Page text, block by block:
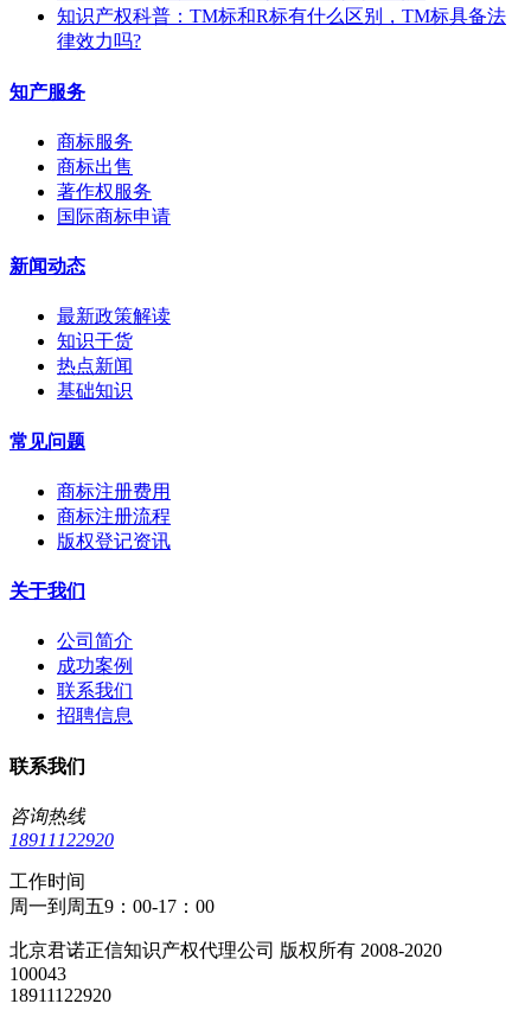
知识产权科普：TM标和R标有什么区别，TM标具备法
律效力吗?
知产服务
商标服务
商标出售
著作权服务
国际商标申请
新闻动态
最新政策解读
知识干货
热点新闻
基础知识
常见问题
商标注册费用
商标注册流程
版权登记资讯
关于我们
公司简介
成功案例
联系我们
招聘信息
联系我们
咨询热线
18911122920
工作时间
周一到周五9：00-17：00
北京君诺正信知识产权代理公司 版权所有 2008-2020
100043
18911122920